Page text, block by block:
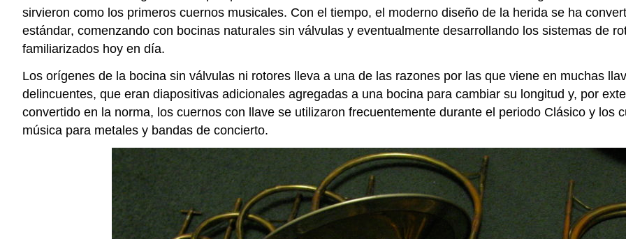
sirvieron como los primeros cuernos musicales. Con el tiempo, el moderno diseño de la herida se ha
estándar, comenzando con bocinas naturales sin válvulas y eventualmente desarrollando los sistemas de
familiarizados hoy en día.
Los orígenes de la bocina sin válvulas ni rotores lleva a una de las razones por las que viene en muchas
delincuentes, que eran diapositivas adicionales agregadas a una bocina para cambiar su longitud y, por
convertido en la norma, los cuernos con llave se utilizaron frecuentemente durante el periodo Clásico y los
música para metales y bandas de concierto.